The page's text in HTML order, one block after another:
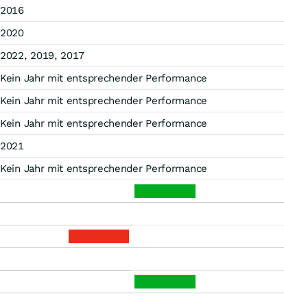
2016
2020
2022, 2019, 2017
Kein Jahr mit entsprechender Performance
Kein Jahr mit entsprechender Performance
Kein Jahr mit entsprechender Performance
2021
Kein Jahr mit entsprechender Performance